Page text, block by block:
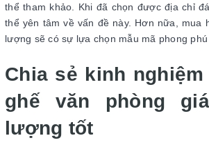
thể tham khảo. Khi đã chọn được địa chỉ
thể yên tâm về vấn đề này. Hơn nữa, mua
lượng sẽ có sự lựa chọn mẫu mã phong phú
Chia sẻ kinh
ghế văn phòng
lượng tốt